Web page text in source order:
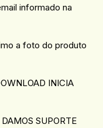
informado na
a foto do produto
INICIA
SUPORTE